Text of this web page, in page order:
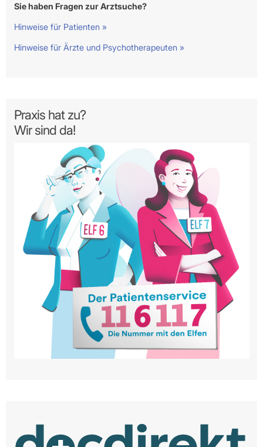
Sie haben Fragen zur Arztsuche?
Hinweise für Patienten »
Hinweise für Ärzte und Psychotherapeuten »
Praxis hat zu?
Wir sind da!